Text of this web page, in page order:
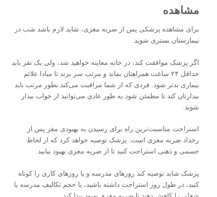
مشاهده
برای مشاهده پزشکی پس از ضربه مغزی، شاید لازم باشد شب در
بیمارستان بستری شوید.
اگر پزشک موافقت کند، در خانه معاینه خواهید شد، ولی یک نفر باید
حداقل ۲۴ ساعت همراهتان بماند و مرتب سر بزند تا مبادا علائم
بیماری بدتر شود. فردی که از شما مراقبت می‌کند بطور مرتب باید
بیدارتان کند تا مطمئن شود به طور عادی می‌توانید از خواب بیدار
شوید.
استراحت مناسبت‌ترین راه برای رسیدن به بهبودی مغز پس از
رخداد ضربه مغزی است. پزشک توصیه خواهد کرد که از لحاظ
جسمی و ذهنی استراحت کنید تا از ضربه مغزی بهبود بیابید.
پزشک شاید توصیه کند روزهای مدرسه و یا روزهای کاری را کوتاه
کنید، در طول روز استراحت داشته باشید، یا حجم تکالیف مدرسه یا